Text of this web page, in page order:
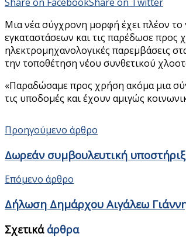
Μια νέα σύγχρονη μορφή έχει πλέον το
εγκαταστάσεων και τις παρέδωσε προς
ηλεκτρομηχανολογικές παρεμβάσεις
την τοποθέτηση νέου συνθετικού
«Παραδώσαμε προς χρήση ακόμα μια
τις υποδομές και έχουν αμιγώς
Προηγούμενο άρθρο
Δωρεάν συμβουλευτική
Επόμενο άρθρο
Δήλωση Δημάρχου Αιγάλεω
Σχετικάάρθρα